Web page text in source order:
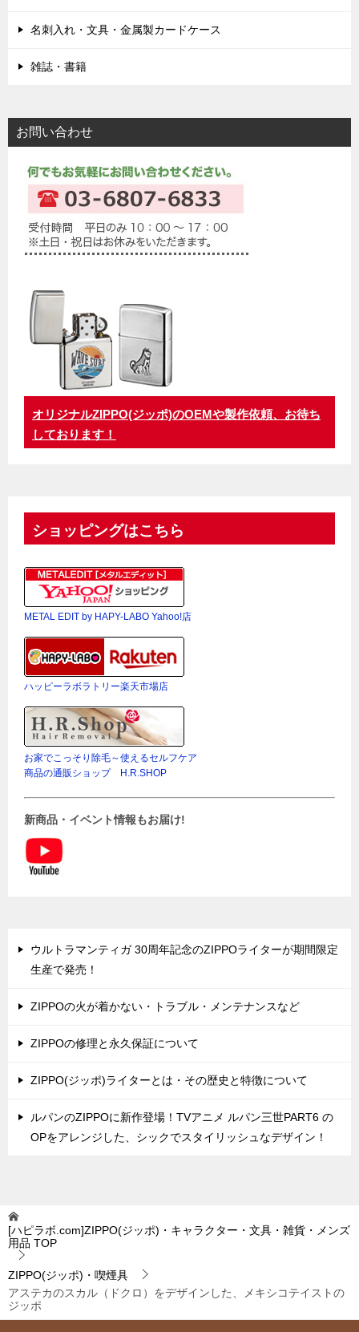
名刺入れ・文具・金属製カードケース
雑誌・書籍
お問い合わせ
オリジナルZIPPO(ジッポ)のOEMや製作依頼、お待ち
しております！
ショッピングはこちら
METAL EDIT by HAPY-LABO Yahoo!店
ハッピーラボラトリー楽天市場店
お家でこっそり除毛～使えるセルフケア
商品の通販ショップ H.R.SHOP
新商品・イベント情報もお届け!
ウルトラマンティガ 30周年記念のZIPPOライターが期間限定
生産で発売！
ZIPPOの火が着かない・トラブル・メンテナンスなど
ZIPPOの修理と永久保証について
ZIPPO(ジッポ)ライターとは・その歴史と特徴について
ルパンのZIPPOに新作登場！TVアニメ ルパン三世PART6 の
OPをアレンジした、シックでスタイリッシュなデザイン！
[ハピラボ.com]ZIPPO(ジッポ)・キャラクター・文具・雑貨・メンズ
用品 TOP
ZIPPO(ジッポ)・喫煙具
アステカのスカル（ドクロ）をデザインした、メキシコテイストの
ジッポ